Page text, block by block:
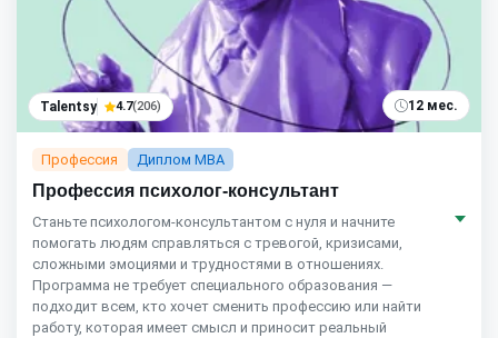
Talentsy 4.7(206) 12 мес.
Профессия Диплом MBA
Профессия психолог-консультант
Станьте психологом-консультантом с нуля и начните
помогать людям справляться с тревогой, кризисами,
сложными эмоциями и трудностями в отношениях.
Программа не требует специального образования —
подходит всем, кто хочет сменить профессию или найти
работу, которая имеет смысл и приносит реальный